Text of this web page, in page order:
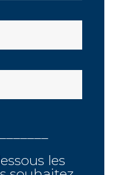
les